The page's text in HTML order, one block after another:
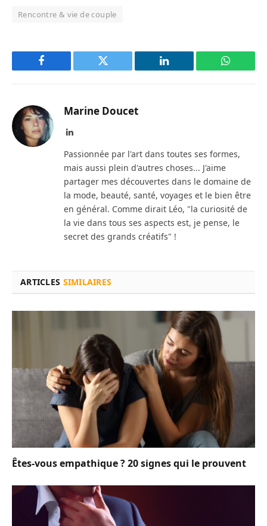
Rencontre & vie de couple
Facebook Twitter LinkedIn
Marine Doucet
LinkedIn
Passionnée par l'art dans toutes ses formes,
mais aussi plein d'autres choses... J'aime
partager mes découvertes dans le domaine de
la mode, beauté, santé, voyages et le bien être
en général. Comme dirait Léo, "la curiosité de
la vie dans tous ses aspects est, je pense, le
secret des grands créatifs" !
ARTICLES SIMILAIRES
Êtes-vous empathique ? 20 signes qui le prouvent